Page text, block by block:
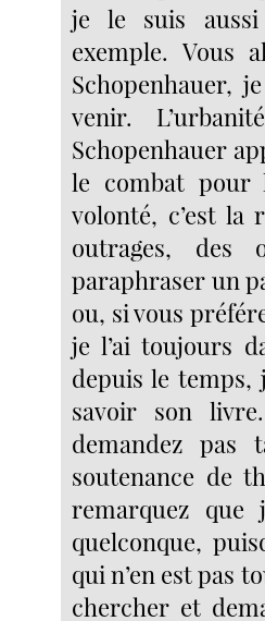
je le suis
exemple. Vous
Schopenhauer,
venir.
Schopenhauer
le combat pour
volonté, c’est la
outrages, des
paraphraser un
ou, si vous
je l’ai toujours
depuis le
savoir son
demandez pas
soutenance de
remarquez
quelconque,
qui n’en est pas
chercher et